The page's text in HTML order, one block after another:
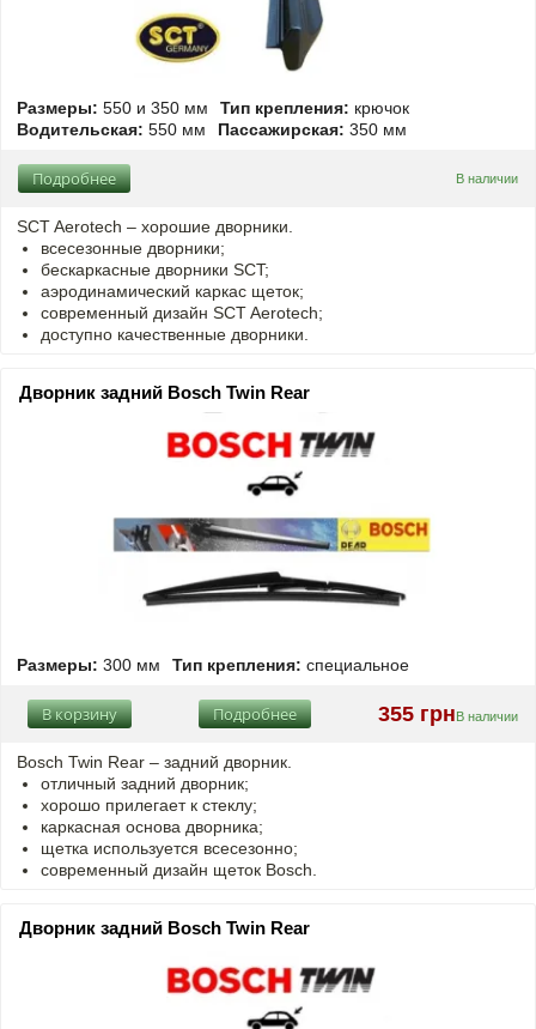
Размеры: 550 и 350 мм Тип крепления: крючок
Водительская: 550 мм Пассажирская: 350 мм
В наличии
Подробнее
SCT Aerotech – хорошие дворники.
всесезонные дворники;
бескаркасные дворники SCT;
аэродинамический каркас щеток;
современный дизайн SCT Aerotech;
доступно качественные дворники.
Дворник задний Bosch Twin Rear
Размеры: 300 мм Тип крепления: специальное
355 грнВ наличии
Подробнее
В корзину
Bosch Twin Rear – задний дворник.
отличный задний дворник;
хорошо прилегает к стеклу;
каркасная основа дворника;
щетка используется всесезонно;
современный дизайн щеток Bosch.
Дворник задний Bosch Twin Rear